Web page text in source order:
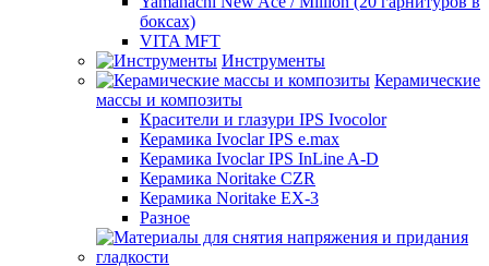
боксах)
VITA MFT
Инструменты
Керамические
массы и композиты
Красители и глазури IPS Ivocolor
Керамика Ivoclar IPS e.max
Керамика Ivoclar IPS InLine A-D
Керамика Noritake CZR
Керамика Noritake EX-3
Разное